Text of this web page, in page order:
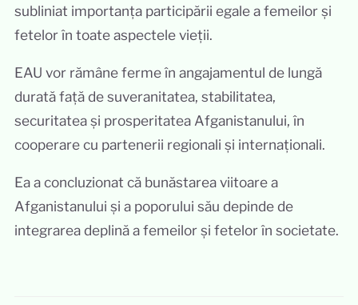
subliniat importanța participării egale a femeilor și
fetelor în toate aspectele vieții.
EAU vor rămâne ferme în angajamentul de lungă
durată față de suveranitatea, stabilitatea,
securitatea și prosperitatea Afganistanului, în
cooperare cu partenerii regionali și internaționali.
Ea a concluzionat că bunăstarea viitoare a
Afganistanului și a poporului său depinde de
integrarea deplină a femeilor și fetelor în societate.